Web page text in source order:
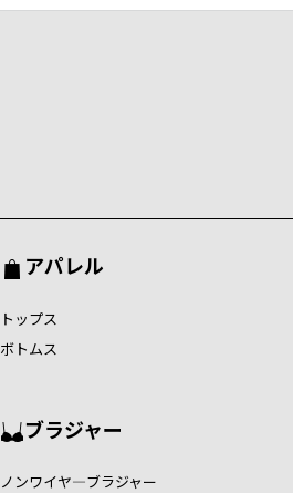
アパレル
トップス
ボトムス
ブラジャー
ノンワイヤ―ブラジャー